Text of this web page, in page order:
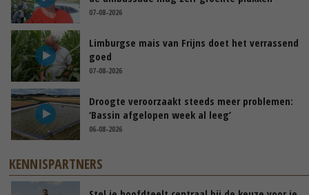
07-08-2026
Limburgse mais van Frijns doet het verrassend
goed
07-08-2026
Droogte veroorzaakt steeds meer problemen:
‘Bassin afgelopen week al leeg’
06-08-2026
KENNISPARTNERS